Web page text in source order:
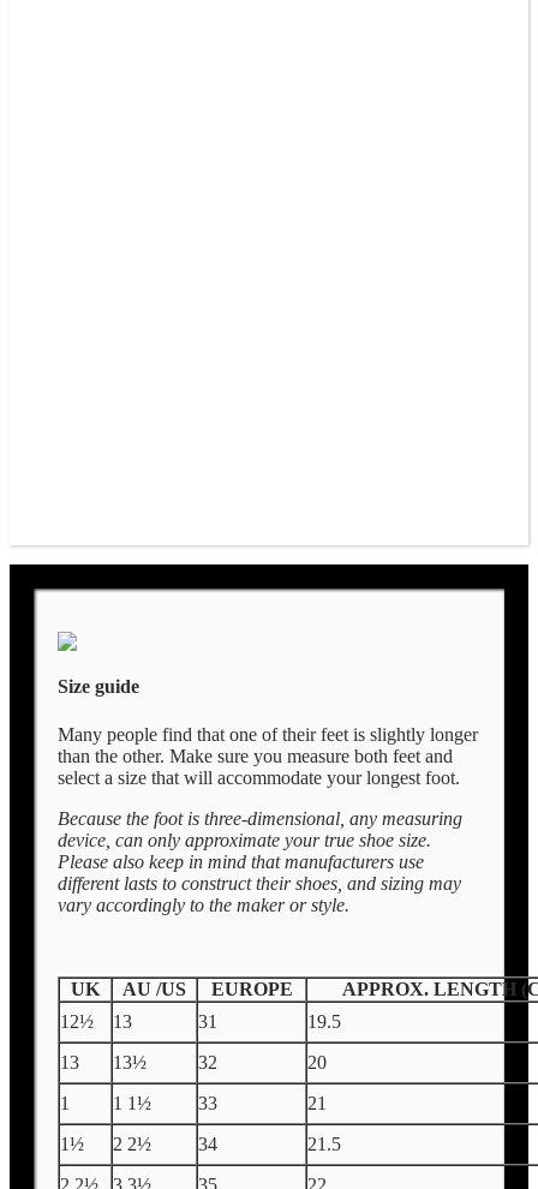
Size guide
Many people find that one of their feet is slightly longer
than the other. Make sure you measure both feet and
select a size that will accommodate your longest foot.
Because the foot is three-dimensional, any measuring
device, can only approximate your true shoe size.
Please also keep in mind that manufacturers use
different lasts to construct their shoes, and sizing may
vary accordingly to the maker or style.
UK AU /US EUROPE
APPROX. LENGTH
12½
13 31
19.5
13
13½ 32
20
1
1 1½ 33
21
1½
2 2½ 34
21.5
2 2½
3 3½ 35 22